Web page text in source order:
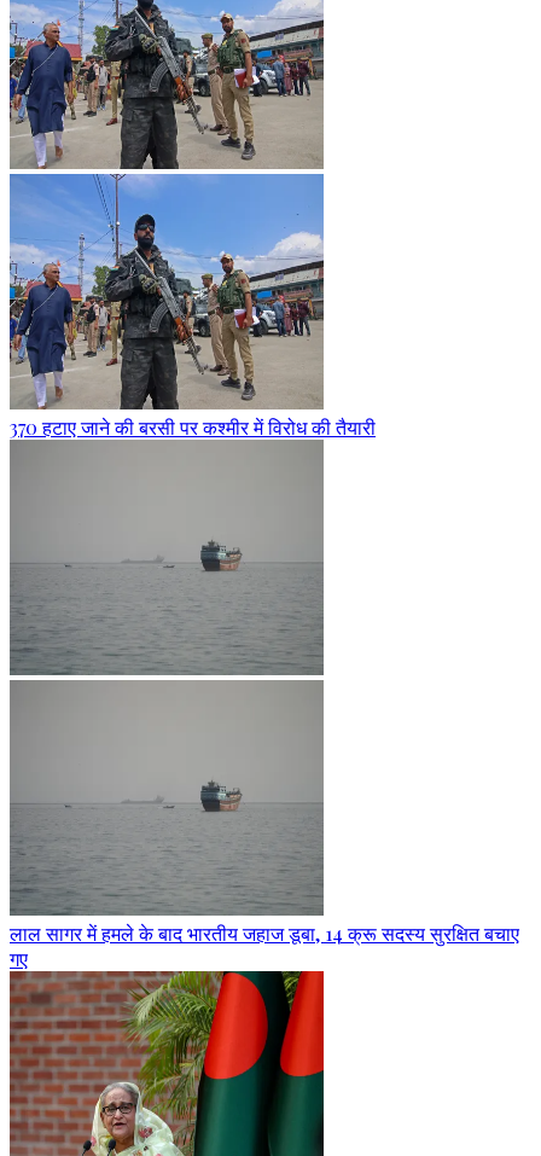
370 हटाए जाने की बरसी पर कश्मीर में विरोध की तैयारी
लाल सागर में हमले के बाद भारतीय जहाज डूबा, 14 क्रू सदस्य सुरक्षित बचाए
गए